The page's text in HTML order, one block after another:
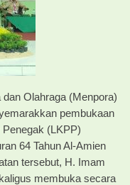
Olahraga (Menpora)
pembukaan
Penegak (LKPP)
64 Tahun Al-Amien
tersebut, H. Imam
membuka secara